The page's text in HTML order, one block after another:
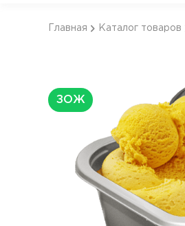
Мороженое
Особые десерты
Почти готово
Коктейльное и
энергетики
Шоколад и сладости
Главная Каталог товаров
ЗОЖ